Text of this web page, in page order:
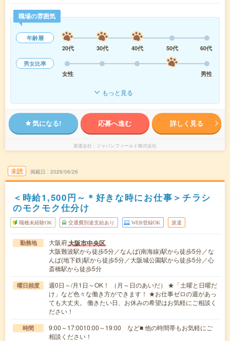
職場の雰囲気
年齢層
20代
30代 40代 50代
60代
男女比率
女性
男性
もっと見る
気になる! 応募へ進む 詳しく見る
派遣会社 ジャパンフィールド株式会社
未読 掲載日 2026/06/26
＜時給1,500円～＊好きな時にお仕事＞チラシ
のモクモク仕分け
職種未経験OK 交通費別途支給あり WEB登録OK 派遣
勤務地 大阪府大阪市中央区
大阪難波駅から徒歩5分／なんば(南海線)駅から徒歩5分／な
んば(地下鉄)駅から徒歩5分／大阪城公園駅から徒歩5分／心
斎橋駅から徒歩5分
曜日頻度
週0日～/月1日～OK！ （月～日のあいだ） ★「土曜と日曜だ
け」など色々な働き方ができます！ ★お仕事ゼロの週があっ
ても大丈夫。 働きたい日、お休みの希望はお気軽にご相談く
ださい！
時間
9:00～17:0010:00～19:00 など■ 他の時間帯もお気軽にご
相談ください！